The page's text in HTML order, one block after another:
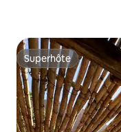
Superhôte
Superhôte